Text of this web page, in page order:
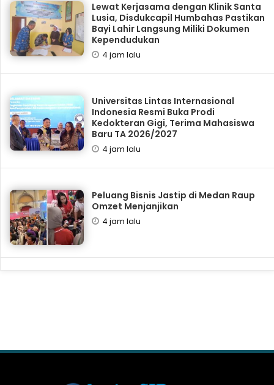
Lewat Kerjasama dengan Klinik Santa
Lusia, Disdukcapil Humbahas Pastikan
Bayi Lahir Langsung Miliki Dokumen
Kependudukan
4 jam lalu
Universitas Lintas Internasional
Indonesia Resmi Buka Prodi
Kedokteran Gigi, Terima Mahasiswa
Baru TA 2026/2027
4 jam lalu
‎Peluang Bisnis Jastip di Medan Raup
Omzet Menjanjikan
4 jam lalu